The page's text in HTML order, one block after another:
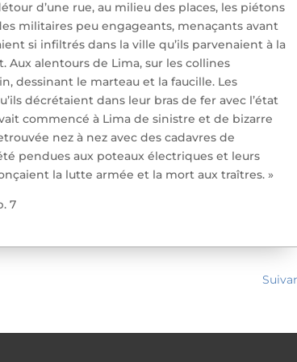
d’une rue, au milieu des places, les piétons
militaires peu engageants, menaçants avant
si infiltrés dans la ville qu’ils parvenaient à la
alentours de Lima, sur les collines
dessinant le marteau et la faucille. Les
décrétaient dans leur bras de fer avec l’état
commencé à Lima de sinistre et de bizarre
nez à nez avec des cadavres de
pendues aux poteaux électriques et leurs
la lutte armée et la mort aux traîtres. »
7